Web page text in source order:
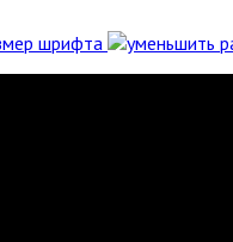
шрифта